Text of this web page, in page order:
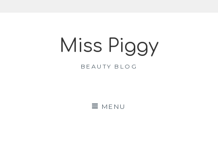
Miss Piggy
BEAUTY BLOG
MENU